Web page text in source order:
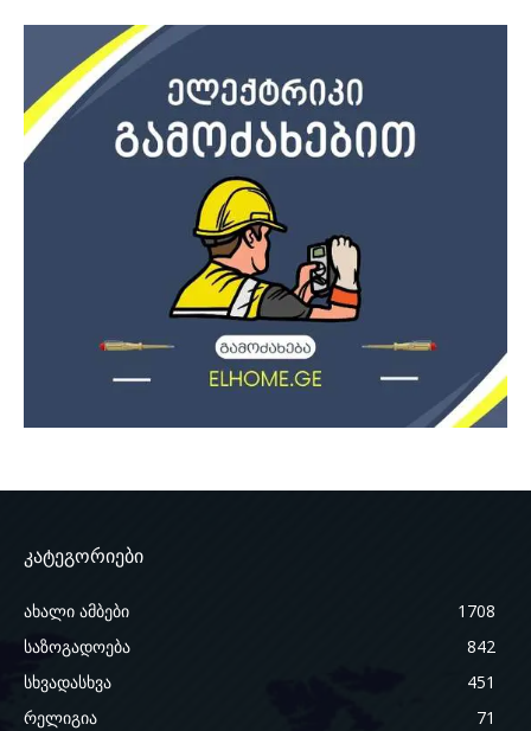
კატეგორიები
ახალი ამბები
1708
საზოგადოება
842
სხვადასხვა
451
რელიგია
71